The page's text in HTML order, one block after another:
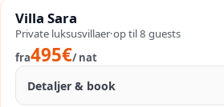
SALES
OP TIL− 22%
Villa Sara
Private luksusvillaer·op til8 guests
fra495€/nat
Detaljer & book